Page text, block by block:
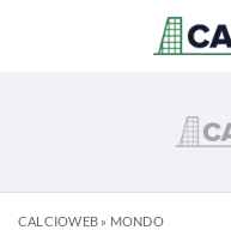
CALCIOWEB» MONDO